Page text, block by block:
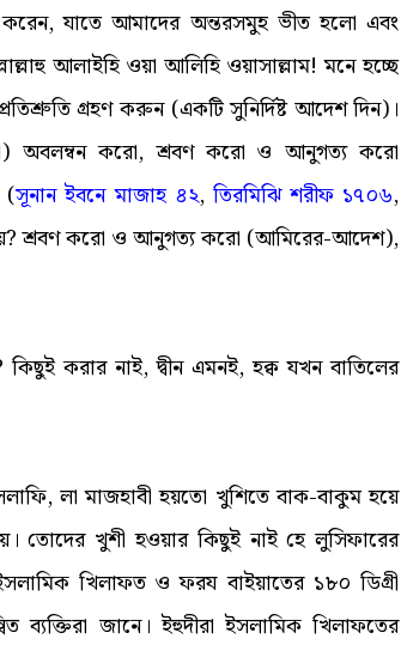
করেন, যাতে আমাদের অন্তরসমুহ ভীত হলো এবং
আলাইহি ওয়া আলিহি ওয়াসাল্লাম! মনে হচ্ছে
গ্রহণ করুন (একটি সুনির্দিষ্ট আদেশ দিন)।
অবলম্বন করো, শ্রবণ করো ও আনুগত্য করো
(সূনান ইবনে মাজাহ ৪২, তিরমিঝি শরীফ ১৭০৬,
শ্রবণ করো ও আনুগত্য করো (আমিরের-আদেশ),
কিছুই করার নাই, দ্বীন এমনই, হক্ব যখন বাতিলের
লা মাজহাবী হয়তো খুশিতে বাক-বাকুম হয়ে
তোদের খুশী হওয়ার কিছুই নাই হে লুসিফারের
খিলাফত ও ফরয বাইয়াতের ১৮০ ডিগ্রী
জানে। ইহুদীরা ইসলামিক খিলাফতের